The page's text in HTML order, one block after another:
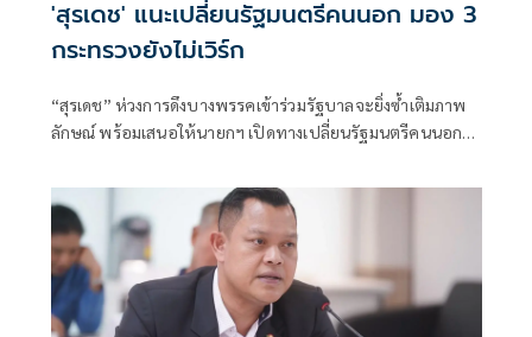
'สุรเดช' แนะเปลี่ยนรัฐมนตรีคนนอก มอง 3
กระทรวงยังไม่เวิร์ก
“สุรเดช” ห่วงการดึงบางพรรคเข้าร่วมรัฐบาลจะยิ่งซ้ำเติมภาพ
ลักษณ์ พร้อมเสนอให้นายกฯ เปิดทางเปลี่ยนรัฐมนตรีคนนอก
มาช่วยแก้วิกฤติประเทศ